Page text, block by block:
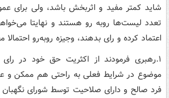
شاید کمتر مفید و اثربخش باشد، ولی برای
تعدد لیست‌ها روبه رو هستند و نهایتا
اعتماد کرده و رای بدهند، وجیزه روبه‌رو احتمالا
۱.رهبری فرمودند از اکثریت حق خود در رای
موضوع در شرایط فعلی به راحتی هم ممکن و
فرد صالح و دارای صلاحیت توسط شورای